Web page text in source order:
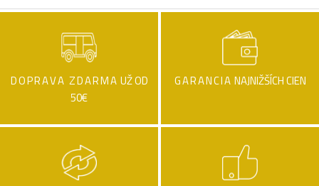
DOPRAVA ZDARMA UŽ OD
50€
GARANCIA NAJNIŽŠÍCH CIEN